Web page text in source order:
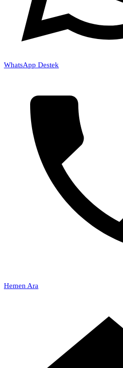
WhatsApp Destek
Hemen Ara